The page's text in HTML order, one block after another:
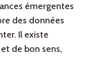
émergentes
des données
Il existe
de bon sens,